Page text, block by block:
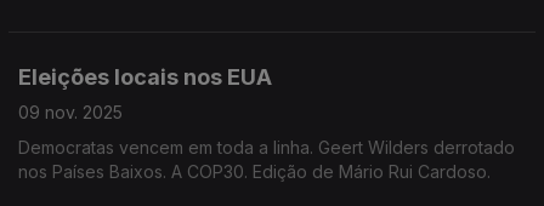
Eleições locais nos EUA
09 nov. 2025
Democratas vencem em toda a linha. Geert Wilders derrotado
nos Países Baixos. A COP30. Edição de Mário Rui Cardoso.